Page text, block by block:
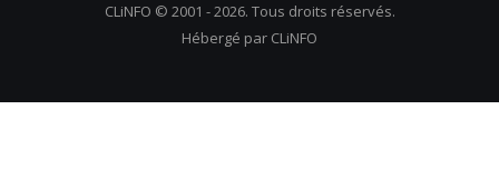
CLiNFO © 2001 - 2026. Tous droits réservés.
Hébergé par CLiNFO